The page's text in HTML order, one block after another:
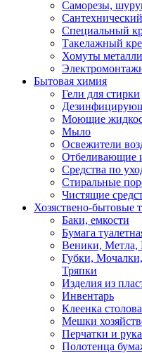
Саморезы,
Специальный
Такелажный
Хомуты
Бытовая химия
Гели для стирки
Моющие
Мыло
Освежители
Отбеливающие
Средства по
Стиральные
Чистящие
Хозяствено-бытовые
Баки, емкости
Бумага
Веники,
Губки,
Тряпки
Изделия из
Инвентарь
Клеенка
Мешки
Перчатки и
Полотенца